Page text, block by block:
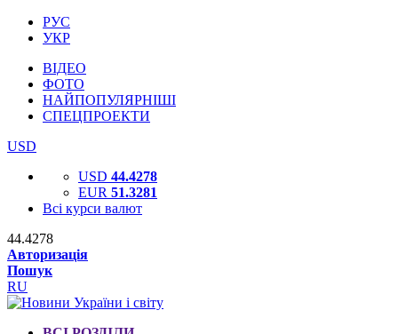
РУС
УКР
ВІДЕО
ФОТО
НАЙПОПУЛЯРНІШІ
СПЕЦПРОЕКТИ
USD
USD 44.4278
EUR 51.3281
Всі курси валют
44.4278
Авторизація
Пошук
RU